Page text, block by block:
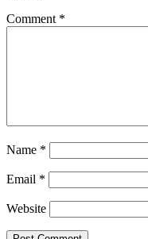
Comment *
Name *
Email *
Website